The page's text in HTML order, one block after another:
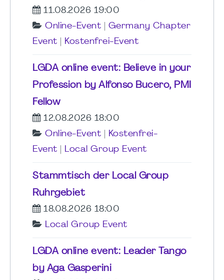
11.08.2026 19:00
Online-Event
Germany Chapter
Event
Kostenfrei-Event
LGDA online event: Believe in your
Profession by Alfonso Bucero, PMI
Fellow
12.08.2026 18:00
Online-Event
Kostenfrei-
Event
Local Group Event
Stammtisch der Local Group
Ruhrgebiet
18.08.2026 18:00
Local Group Event
LGDA online event: Leader Tango
by Aga Gasperini